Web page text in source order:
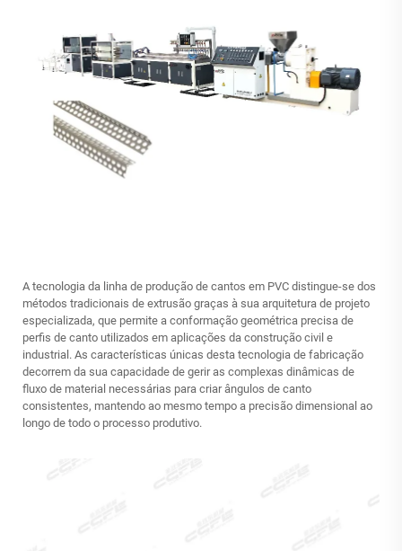
A tecnologia da linha de produção de cantos em PVC distingue-se dos
métodos tradicionais de extrusão graças à sua arquitetura de projeto
especializada, que permite a conformação geométrica precisa de
perfis de canto utilizados em aplicações da construção civil e
industrial. As características únicas desta tecnologia de fabricação
decorrem da sua capacidade de gerir as complexas dinâmicas de
fluxo de material necessárias para criar ângulos de canto
consistentes, mantendo ao mesmo tempo a precisão dimensional ao
longo de todo o processo produtivo.